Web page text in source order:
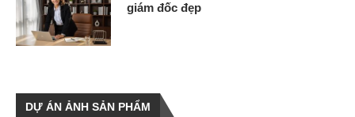
giám đốc đẹp
DỰ ÁN ẢNH SẢN PHẨM